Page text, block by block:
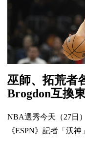
巫師、拓荒者
Brogdon互換
NBA選秀今天（27日
《ESPN》記者「沃神